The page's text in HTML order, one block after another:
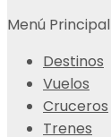
Menú Principal
Destinos
Vuelos
Cruceros
Trenes